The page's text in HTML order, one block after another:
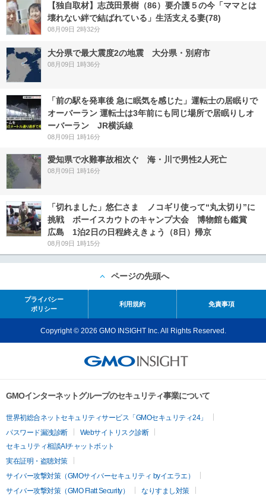
【独自取材】志茂田景樹（86）要介護５の今「ママとは
壊れない絆で結ばれている」生活支える妻(78)
08月09日 2時32分
大分県で最大震度2の地震 大分県・別府市
08月09日 1時36分
「前の駅を発車後 急に眠気を感じた」運転士の居眠りで
オーバーラン 運転士は3年前にも同じ場所で居眠りしオ
ーバーラン JR横浜線
08月09日 1時16分
愛知県で水難事故相次ぐ 海・川で男性2人死亡
08月09日 1時16分
「切れました」悠仁さま ノコギリ使って“丸太切り”に
挑戦 ボーイスカウトのキャンプ大会 博物館も鑑賞
広島 1泊2日の日程終えきょう（8日）帰京
08月09日 1時15分
ページの先頭へ
プライバシー
ポリシー
利用規約 免責事項
Copyright © 2026 GMO INSIGHT Inc. All Rights Reserved.
GMOインターネットグループのセキュリティ事業について
世界初総合ネットセキュリティサービス「GMOセキュリティ24」
パスワード漏洩診断
Webサイトリスク診断
セキュリティ相談AIチャットボット
実在証明・盗聴対策
サイバー攻撃対策（GMOサイバーセキュリティ byイエラエ）
サイバー攻撃対策（GMO Flatt Security）
なりすまし対策